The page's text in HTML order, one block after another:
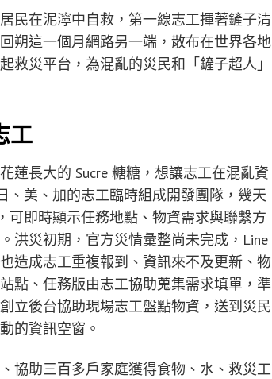
民在泥濘中自救，第一線志工揮著鏟子清
朔這一個月網路另一端，散布在世界各地
救災平台，為混亂的災民和「鏟子超人」
工
蓮長大的 Sucre 糖糖，想讓志工在混亂資
美、加的志工臨時組成開發團隊，幾天
可即時顯示任務地點、物資需求與聯繫方
洪災初期，官方災情彙整尚未完成，Line
造成志工重複報到、資訊來不及更新、物
點、任務版由志工協助蒐集需求填單，準
立後台協助現場志工盤點物資，送到災民
的資訊空窗。
協助三百多戶家庭獲得食物、水、救災工